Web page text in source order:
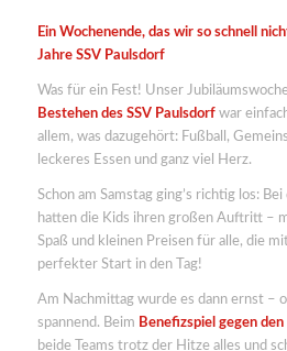
Ein Wochenende, das wir so schnell
Jahre SSV Paulsdorf
Was für ein Fest! Unser
Bestehen des SSV Paulsdorfwar
allem, was dazugehört: Fußball,
leckeres Essen und ganz viel Herz.
Schon am Samstag ging’s richtig los: Bei
hatten die Kids ihren großen Auftritt –
Spaß und kleinen Preisen für alle, die
perfekter Start in den Tag!
Am Nachmittag wurde es dann ernst –
spannend. Beim Benefizspiel gegen
beide Teams trotz der Hitze alles und